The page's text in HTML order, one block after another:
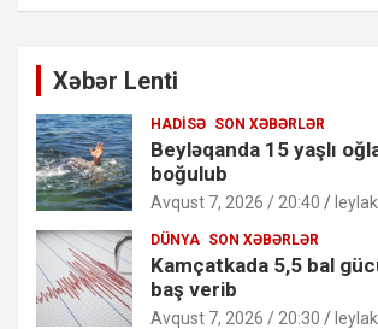
Xəbər Lenti
HADISƏ SON XƏBƏRLƏR
Beyləqanda 15 yaşlı
boğulub
Avqust 7, 2026 / 20:40
DÜNYA SON XƏBƏRLƏR
Kamçatkada 5,5 bal
baş verib
Avqust 7, 2026 / 20:30